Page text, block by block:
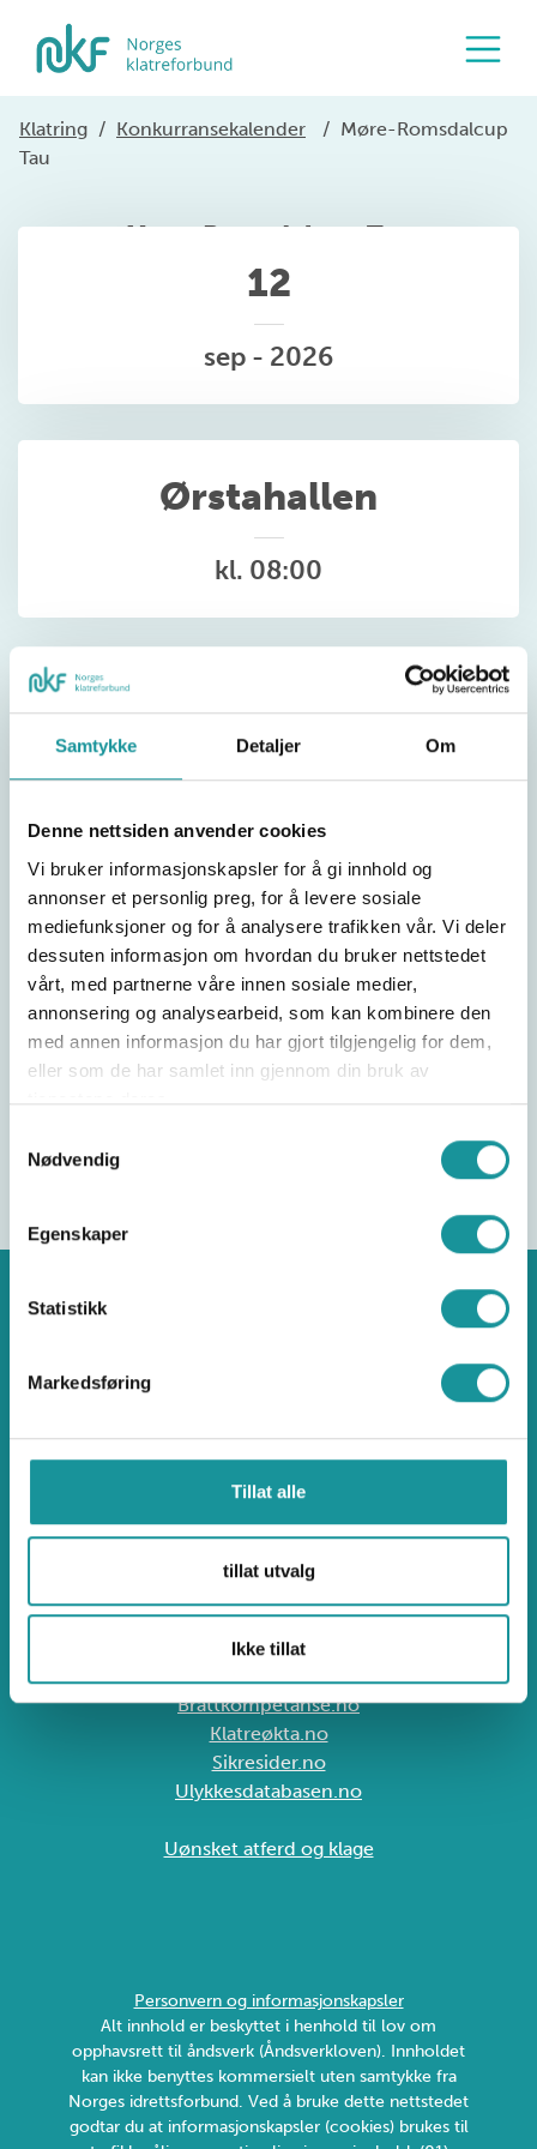
Samtykke Detaljer Om
Denne nettsiden anvender cookies
Vi bruker informasjonskapsler for å gi innhold og
annonser et personlig preg, for å levere sosiale
mediefunksjoner og for å analysere trafikken vår. Vi deler
dessuten informasjon om hvordan du bruker nettstedet
vårt, med partnerne våre innen sosiale medier,
annonsering og analysearbeid, som kan kombinere den
med annen informasjon du har gjort tilgjengelig for dem,
eller som de har samlet inn gjennom din bruk av
tjenestene deres.
Nødvendig
Egenskaper
Statistikk
Markedsføring
Tillat alle
tillat utvalg
Ikke tillat
Klatring / Konkurransekalender / Møre-Romsdalcup
Tau
Møre-Romsdalcup Tau
12
sep - 2026
Ørstahallen
kl. 08:00
Slutt: 12.09.2026
Arrangør:Sunnmørske KK
Norges klatreforbund
Ullevål Stadion, Idrettens Hus
klatring@klatring.no
Brattkompetanse.no
Klatreøkta.no
Sikresider.no
Ulykkesdatabasen.no
Uønsket atferd og klage
Personvern og informasjonskapsler
Alt innhold er beskyttet i henhold til lov om
opphavsrett til åndsverk (Åndsverkloven). Innholdet
kan ikke benyttes kommersielt uten samtykke fra
Norges idrettsforbund. Ved å bruke dette nettstedet
godtar du at informasjonskapsler (cookies) brukes til